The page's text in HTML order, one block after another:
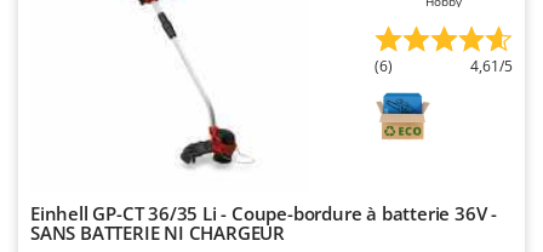
Resto Italia
River Systems
Rossofuoco
(6) 4,61/5
Einhell GP-CT 36/35 Li - Coupe-bordure à batterie 36V -
SANS BATTERIE NI CHARGEUR